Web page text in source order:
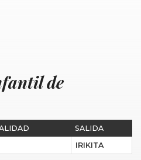
de
SALIDA
IRIKITA